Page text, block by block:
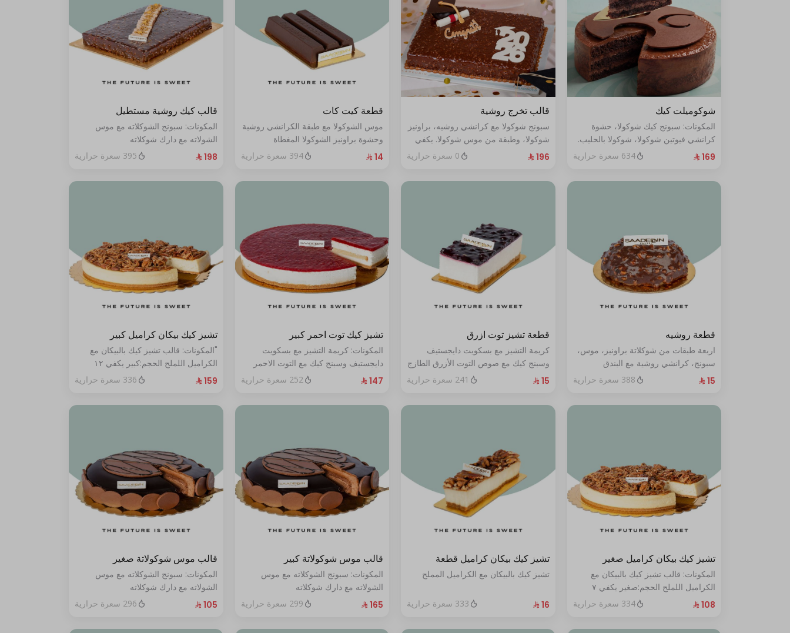
شوكوميلت كيك
المكونات: سبونج كيك شوكولا، حشوة
كرانشي فيوتين شوكولا، شوكولا بالحليب.
(تكفي من ٨ إلى ١٠ شخصًا)
634 سعرة حرارية
قالب تخرج روشية
سبونج شوكولا مع كرانشي روشيه، براونيز
شوكولا، وطبقة من موس شوكولا. يكفي
من ١٠ إلى ١٢ شخصًا
0 سعرة حرارية
قطعة كيت كات
موس الشوكولا مع طبقة الكرانشي روشية
وحشوة براونيز الشوكولا المغطاة
بالكراميل
394 سعرة حرارية
قالب كيك روشية مستطيل
المكونات: سبونج الشوكلاته مع موس
الشولاته مع دارك شوكلاته
الحجم:صغير:يكفي ١٤ أشخاص"
395 سعرة حرارية
قطعة روشيه
اربعة طبقات من شوكلاتة براونيز، موس،
سبونج، كرانشي روشية مع البندق
388 سعرة حرارية
قطعة تشيز توت ازرق
كريمة التشيز مع بسكويت دايجستيف
وسبنج كيك مع صوص التوت الأزرق الطازج
241 سعرة حرارية
تشيز كيك توت احمر كبير
المكونات: كريمة التشيز مع بسكويت
دايجستيف وسبنج كيك مع التوت الاحمر
الطازج الحجم:كبير يكفي١٢شخص"
252 سعرة حرارية
تشيز كيك بيكان كراميل كبير
"المكونات: قالب تشيز كيك بالبيكان مع
الكراميل اللملح الحجم:كبير يكفي ١٢
أشخاص"
336 سعرة حرارية
تشيز كيك بيكان كراميل صغير
المكونات: قالب تشيز كيك بالبيكان مع
الكراميل اللملح الحجم:صغير يكفي ٧
أشخاص
334 سعرة حرارية
تشيز كيك بيكان كراميل قطعة
تشيز كيك بالبيكان مع الكراميل المملح
333 سعرة حرارية
قالب موس شوكولاتة كبير
المكونات: سبونج الشوكلاته مع موس
الشولاته مع دارك شوكلاته
الحجم:كبير يكفي ١٢ أشخاص"
299 سعرة حرارية
قالب موس شوكولاتة صغير
المكونات: سبونج الشوكلاته مع موس
الشولاته مع دارك شوكلاته
الحجم:صغير:يكفي ٧ أشخاص"
296 سعرة حرارية